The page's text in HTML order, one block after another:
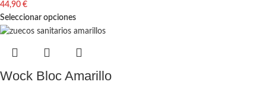
44,90 €
Seleccionar opciones
Wock Bloc Amarillo